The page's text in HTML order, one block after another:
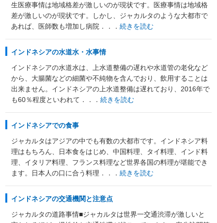
生医療事情は地域格差が激しいのが現状です。医療事情は地域格
差が激しいのが現状です。しかし、ジャカルタのような大都市で
あれば、医師数も増加し病院．．．続きを読む
インドネシアの水道水・水事情
インドネシアの水道水は、上水道整備の遅れや水道管の老化など
から、大腸菌などの細菌や不純物を含んでおり、飲用することは
出来ません。インドネシアの上水道整備は遅れており、2016年で
も60％程度といわれて．．．続きを読む
インドネシアでの食事
ジャカルタはアジアの中でも有数の大都市です。インドネシア料
理はもちろん、日本食をはじめ、中国料理、タイ料理、インド料
理、イタリア料理、フランス料理など世界各国の料理が堪能でき
ます。日本人の口に合う料理．．．続きを読む
インドネシアの交通機関と注意点
ジャカルタの道路事情■ジャカルタは世界一交通渋滞が激しいと